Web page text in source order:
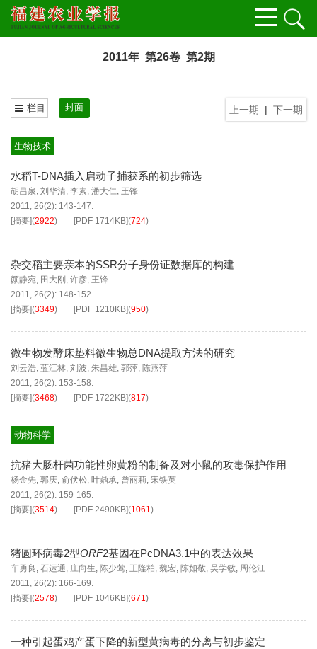
2011年 第26卷 第2期
上一期 | 下一期
栏目 封面
生物技术
水稻T-DNA插入启动子捕获系的初步筛选
胡昌泉, 刘华清, 李素, 潘大仁, 王锋
2011, 26(2): 143-147.
[摘要](2922) [PDF 1714KB](724)
杂交稻主要亲本的SSR分子身份证数据库的构建
颜静宛, 田大刚 , 许彦, 王锋
2011, 26(2): 148-152.
[摘要](3349) [PDF 1210KB](950)
微生物发酵床垫料微生物总DNA提取方法的研究
刘云浩, 蓝江林, 刘波, 朱昌雄, 郭萍, 陈燕萍
2011, 26(2): 153-158.
[摘要](3468) [PDF 1722KB](817)
动物科学
抗猪大肠杆菌功能性卵黄粉的制备及对小鼠的攻毒保护作用
杨金先, 郭庆, 俞伏松, 叶鼎承, 曾丽莉, 宋铁英
2011, 26(2): 159-165.
[摘要](3514) [PDF 2490KB](1061)
猪圆环病毒2型ORF2基因在PcDNA3.1中的表达效果
车勇良 , 石运通, 庄向生, 陈少莺, 王隆柏, 魏宏, 陈如敬, 吴学敏, 周伦江
2011, 26(2): 166-169.
[摘要](2578) [PDF 1046KB](671)
一种引起蛋鸡产蛋下降的新型黄病毒的分离与初步鉴定